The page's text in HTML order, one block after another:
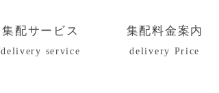
集配サービス
delivery service
集配料金案内
delivery Price